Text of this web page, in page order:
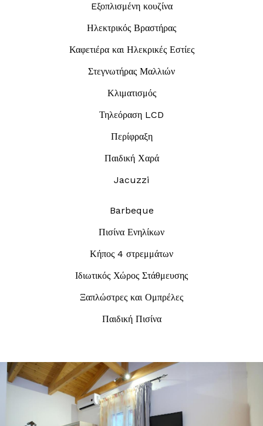
Eξοπλισμένη κουζίνα
Ηλεκτρικός Βραστήρας
Καφετιέρα και Ηλεκρικές Εστίες
Στεγνωτήρας Μαλλιών
Κλιματισμός
Τηλεόραση LCD
Περίφραξη
Παιδική Χαρά
Jacuzzi
Barbeque
Πισίνα Ενηλίκων
Κήπος 4 στρεμμάτων
Ιδιωτικός Χώρος Στάθμευσης
Ξαπλώστρες και Ομπρέλες
Παιδική Πισίνα